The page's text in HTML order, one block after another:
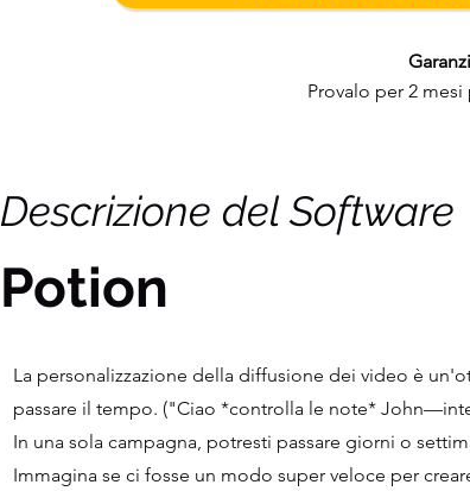
Provalo per 2
Descrizione del Software
Potion
La personalizzazione della diffusione dei video è
passare il tempo. ("Ciao *controlla le note*
In una sola campagna, potresti passare giorni o
Immagina se ci fosse un modo super veloce per